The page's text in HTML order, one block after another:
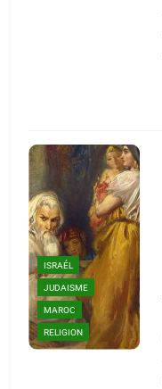
ISRAÉL
JUDAISME
MAROC
RELIGION